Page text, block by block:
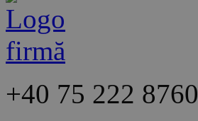
+40 75 222 8760